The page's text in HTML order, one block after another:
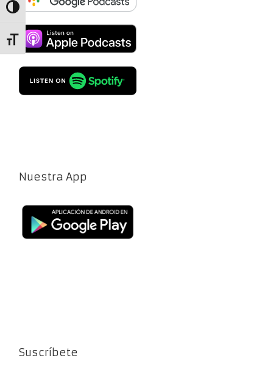
Alternar alto contraste
Alternar tamaño de letra
Nuestra App
Suscríbete